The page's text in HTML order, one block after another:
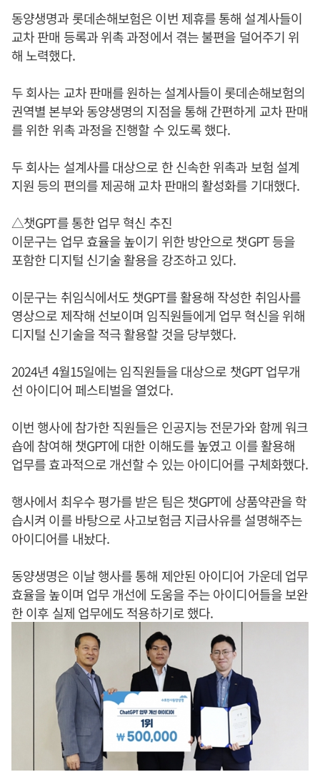
동양생명과 롯데손해보험은 이번 제휴를 통해 설계사들이
교차 판매 등록과 위촉 과정에서 겪는 불편을 덜어주기 위
해 노력했다.
두 회사는 교차 판매를 원하는 설계사들이 롯데손해보험의
권역별 본부와 동양생명의 지점을 통해 간편하게 교차 판매
를 위한 위촉 과정을 진행할 수 있도록 했다.
두 회사는 설계사를 대상으로 한 신속한 위촉과 보험 설계
지원 등의 편의를 제공해 교차 판매의 활성화를 기대했다.
△챗GPT를 통한 업무 혁신 추진
이문구는 업무 효율을 높이기 위한 방안으로 챗GPT 등을
포함한 디지털 신기술 활용을 강조하고 있다.
이문구는 취임식에서도 챗GPT를 활용해 작성한 취임사를
영상으로 제작해 선보이며 임직원들에게 업무 혁신을 위해
디지털 신기술을 적극 활용할 것을 당부했다.
2024년 4월15일에는 임직원들을 대상으로 챗GPT 업무개
선 아이디어 페스티벌을 열었다.
이번 행사에 참가한 직원들은 인공지능 전문가와 함께 워크
숍에 참여해 챗GPT에 대한 이해도를 높였고 이를 활용해
업무를 효과적으로 개선할 수 있는 아이디어를 구체화했다.
행사에서 최우수 평가를 받은 팀은 챗GPT에 상품약관을 학
습시켜 이를 바탕으로 사고보험금 지급사유를 설명해주는
아이디어를 내놨다.
동양생명은 이날 행사를 통해 제안된 아이디어 가운데 업무
효율을 높이며 업무 개선에 도움을 주는 아이디어들을 보완
한 이후 실제 업무에도 적용하기로 했다.